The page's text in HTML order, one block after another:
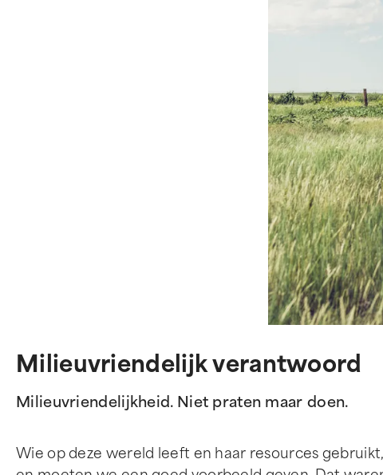
Milieuvriendelijk verantwoord
Milieuvriendelijkheid. Niet praten maar doen.
Wie op deze wereld leeft en haar resources